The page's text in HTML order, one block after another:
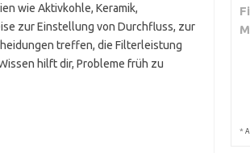
wie Aktivkohle, Keramik,
zur Einstellung von Durchfluss, zur
treffen, die Filterleistung
hilft dir, Probleme früh zu
*